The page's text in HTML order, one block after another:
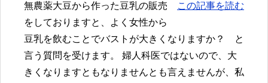
この記事を読む
無農薬大豆から作った豆乳の販売
をしておりますと、よく女性から
豆乳を飲むことでバストが大きくなりますか？ と
言う質問を受けます。 婦人科医ではないので、大
きくなりますともなりませんとも言えませんが、私